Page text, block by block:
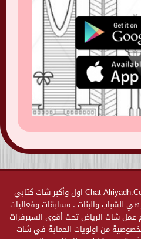
شات دردشة الرياض الترفيهية Chat-Alriyadh.Com اول وأكبر شات كتابي
للشباب والبنات ، مسابقات وفعاليات
عمل شات الرياض تحت أقوى السيرفرات
من اولويات الحماية في شات